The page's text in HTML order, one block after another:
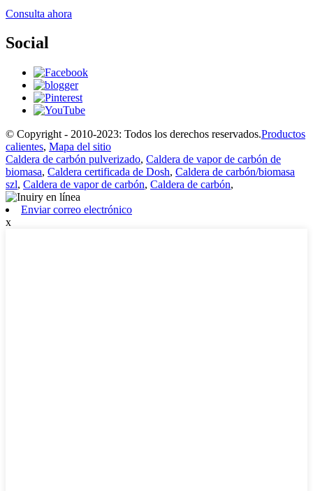
Consulta ahora
Social
© Copyright - 2010-2023: Todos los derechos reservados.Productos
calientes, Mapa del sitio
Caldera de carbón pulverizado, Caldera de vapor de carbón de
biomasa, Caldera certificada de Dosh, Caldera de carbón/biomasa
szl, Caldera de vapor de carbón, Caldera de carbón,
Enviar correo electrónico
x